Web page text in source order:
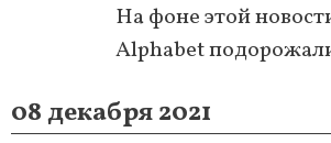
На фоне этой
Alphabet
08 декабря 2021